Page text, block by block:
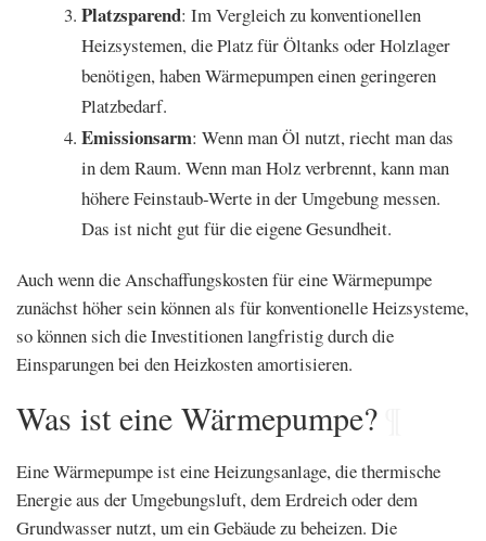
Platzsparend: Im Vergleich zu konventionellen
Heizsystemen, die Platz für Öltanks oder Holzlager
benötigen, haben Wärmepumpen einen geringeren
Platzbedarf.
Emissionsarm: Wenn man Öl nutzt, riecht man das
in dem Raum. Wenn man Holz verbrennt, kann man
höhere Feinstaub-Werte in der Umgebung messen.
Das ist nicht gut für die eigene Gesundheit.
Auch wenn die Anschaffungskosten für eine Wärmepumpe
zunächst höher sein können als für konventionelle Heizsysteme,
so können sich die Investitionen langfristig durch die
Einsparungen bei den Heizkosten amortisieren.
Was ist eine Wärmepumpe?
Eine Wärmepumpe ist eine Heizungsanlage, die thermische
Energie aus der Umgebungsluft, dem Erdreich oder dem
Grundwasser nutzt, um ein Gebäude zu beheizen. Die